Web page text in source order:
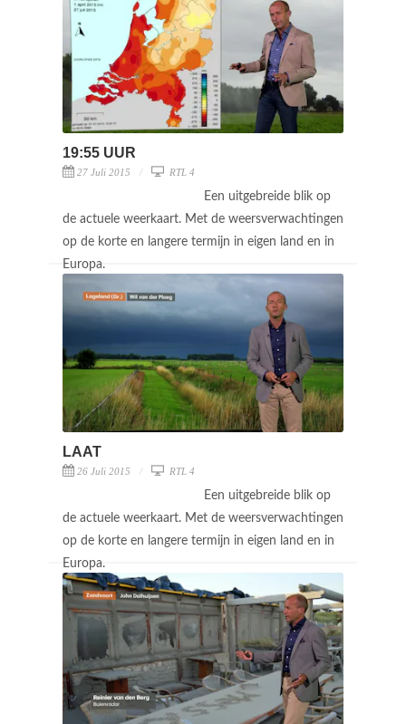
19:55 UUR
27 Juli 2015 RTL 4
Een uitgebreide blik op
de actuele weerkaart. Met de weersverwachtingen
op de korte en langere termijn in eigen land en in
Europa.
LAAT
26 Juli 2015 RTL 4
Een uitgebreide blik op
de actuele weerkaart. Met de weersverwachtingen
op de korte en langere termijn in eigen land en in
Europa.